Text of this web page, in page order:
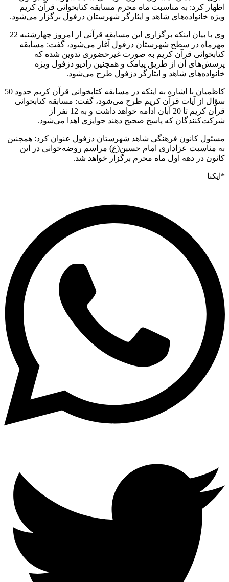
کرد: به مناسبت ماه محرم مسابقه کتابخوانی قرآن کریم
خانواده‌های شاهد و ایثارگر شهرستان دزفول برگزار می‌شود.
وی با بیان اینکه برگزاری این مسابقه قرآنی از امروز چهارشنبه 22
در سطح شهرستان دزفول آغاز می‌شود، گفت: مسابقه
قرآن کریم به صورت غیرحضوری تدوین شده که
آن از طریق پیامک و همچنین رادیو دزفول ویژه
شاهد و ایثارگر دزفول طرح می‌شود.
کاظمیان با اشاره به اینکه در مسابقه کتابخوانی قرآن کریم حدود 50
از آیات قرآن کریم طرح می‌شود، گفت: مسابقه کتابخوانی
قرآن کریم تا 20 آبان ادامه خواهد داشت و به 12 نفر از
که پاسخ صحیح دهند جوایزی اهدا می‌شود.
کانون فرهنگی شاهد شهرستان دزفول عنوان کرد: همچنین
عزاداری امام حسین(ع) مراسم روضه‌خوانی در این
در دهه اول ماه محرم برگزار خواهد شد.